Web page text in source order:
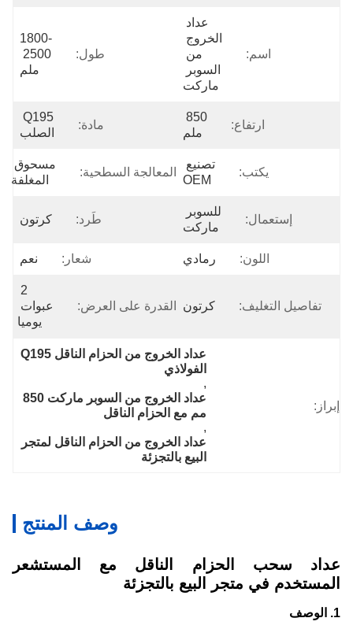
اسم:
عداد
الخروج
من
السوبر
ماركت
طول:
1800-
2500
ملم
ارتفاع:
850
ملم
مادة:
Q195
الصلب
يكتب:
تصنيع
OEM
المعالجة السطحية:
مسحوق
المغلفة
إستعمال:
للسوبر
ماركت
طَرد: كرتون
اللون: رمادي شعار: نعم
تفاصيل التغليف: كرتون القدرة على العرض:
2
عبوات
يوميا
إبراز:
عداد الخروج من الحزام الناقل Q195
الفولاذي
,
عداد الخروج من السوبر ماركت 850
مم مع الحزام الناقل
,
عداد الخروج من الحزام الناقل لمتجر
البيع بالتجزئة
وصف المنتج
عداد سحب الحزام الناقل مع المستشعر
المستخدم في متجر البيع بالتجزئة
1. الوصف